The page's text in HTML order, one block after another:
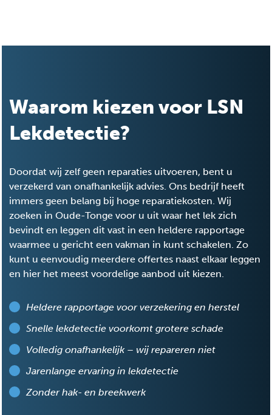
Waarom kiezen voor LSN
Lekdetectie?
Doordat wij zelf geen reparaties uitvoeren, bent u
verzekerd van onafhankelijk advies. Ons bedrijf heeft
immers geen belang bij hoge reparatiekosten. Wij
zoeken in Oude-Tonge voor u uit waar het lek zich
bevindt en leggen dit vast in een heldere rapportage
waarmee u gericht een vakman in kunt schakelen. Zo
kunt u eenvoudig meerdere offertes naast elkaar leggen
en hier het meest voordelige aanbod uit kiezen.
Heldere rapportage voor verzekering en herstel
Snelle lekdetectie voorkomt grotere schade
Volledig onafhankelijk – wij repareren niet
Jarenlange ervaring in lekdetectie
Zonder hak- en breekwerk